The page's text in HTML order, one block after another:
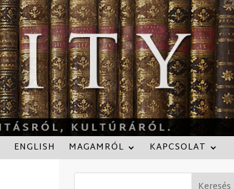
ENGLISH MAGAMRÓL KAPCSOLAT